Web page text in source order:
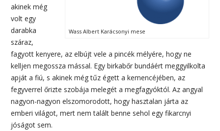
Wass Albert Karácsonyi mese
akinek még
volt egy
darabka
száraz,
fagyott kenyere, az elbújt vele a pincék mélyére, hogy ne
kelljen megossza mással. Egy birkabőr bundáért meggyilkolta
apját a fiú, s akinek még tűz égett a kemencéjében, az
fegyverrel őrizte szobája melegét a megfagyóktól. Az angyal
nagyon-nagyon elszomorodott, hogy hasztalan járta az
emberi világot, mert nem talált benne sehol egy fikarcnyi
jóságot sem.